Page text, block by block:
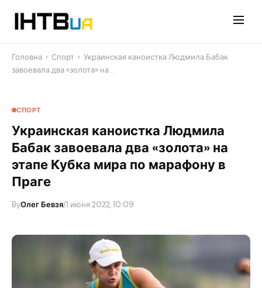
Головна › Спорт › Украинская каноистка Людмила Бабак
завоевала два «золота» на…
СПОРТ
Украинская каноистка Людмила
Бабак завоевала два «золота» на
этапе Кубка мира по марафону в
Праге
ByОлег Бевзя/1 июня 2022, 10:09